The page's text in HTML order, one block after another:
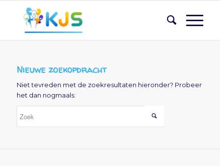
Nieuwe zoekopdracht
Niet tevreden met de zoekresultaten hieronder? Probeer
het dan nogmaals: